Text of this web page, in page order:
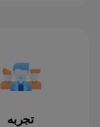
تجربه